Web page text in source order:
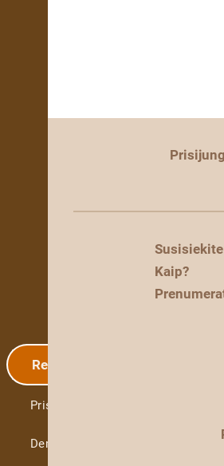
Registracija
Prisijungti
Demo
Kaip?